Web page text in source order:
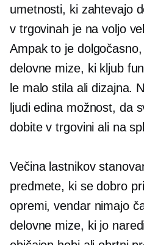
umetnosti, ki zahtevajo
v trgovinah je na voljo
Ampak to je dolgočasno,
delovne mize, ki kljub
le malo stila ali dizajna.
ljudi edina možnost, da
dobite v trgovini ali na
Večina lastnikov
predmete, ki se dobro
opremi, vendar nimajo
delovne mize, ki jo